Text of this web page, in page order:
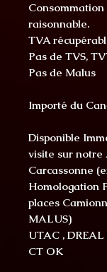
raisonnable.
TVA
Pas de TVS,
Pas de Malus
Importé du
Disponible
visite sur notre
Carcassonne
Homologation
places
MALUS)
UTAC , DREAL
CT OK